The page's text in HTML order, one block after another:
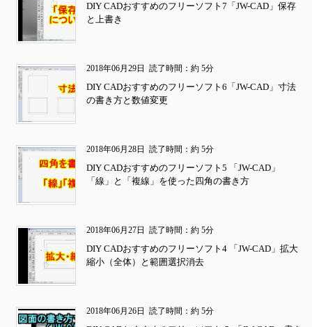
DIY CADおすすめのフリーソフト7「JW-CAD」保存
と上書き
2018年06月29日 読了時間：約 5分
DIY CADおすすめのフリーソフト6「JW-CAD」寸法
の書き方と数値変更
2018年06月28日 読了時間：約 5分
DIY CADおすすめのフリーソフト5 「JW-CAD」
「線」と「複線」を使った四角の書き方
2018年06月27日 読了時間：約 5分
DIY CADおすすめのフリーソフト4 「JW-CAD」拡大
縮小（全体）と範囲選択消去
2018年06月26日 読了時間：約 5分